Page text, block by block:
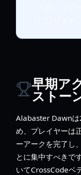
早期ア
ストー
Alabaster Dawnは
め、プレイヤーは
ーアークを完了し
とに集中すべきで
いてCrossCodeベ